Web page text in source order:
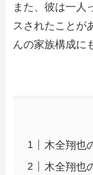
また、彼は一人
スされたことが
んの家族構成に
木全翔也
木全翔也